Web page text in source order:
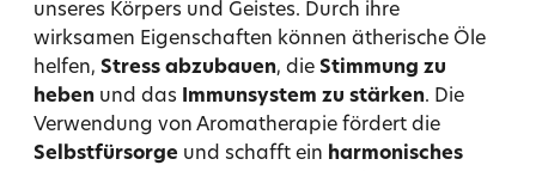
unseres Körpers und Geistes. Durch ihre
wirksamen Eigenschaften können ätherische Öle
helfen, Stress abzubauen, die Stimmung zu
heben und das Immunsystem zu stärken. Die
Verwendung von Aromatherapie fördert die
Selbstfürsorge und schafft ein harmonisches